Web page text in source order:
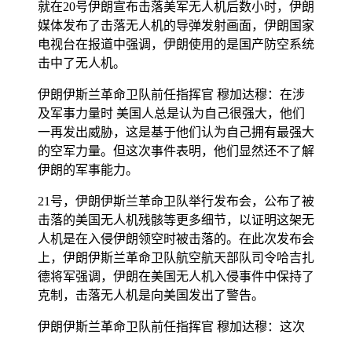
就在20号伊朗宣布击落美军无人机后数小时，伊朗
媒体发布了击落无人机的导弹发射画面，伊朗国家
电视台在报道中强调，伊朗使用的是国产防空系统
击中了无人机。
伊朗伊斯兰革命卫队前任指挥官 穆加达穆：在涉
及军事力量时 美国人总是认为自己很强大，他们
一再发出威胁，这是基于他们认为自己拥有最强大
的空军力量。但这次事件表明，他们显然还不了解
伊朗的军事能力。
21号，伊朗伊斯兰革命卫队举行发布会，公布了被
击落的美国无人机残骸等更多细节，以证明这架无
人机是在入侵伊朗领空时被击落的。在此次发布会
上，伊朗伊斯兰革命卫队航空航天部队司令哈吉扎
德将军强调，伊朗在美国无人机入侵事件中保持了
克制，击落无人机是向美国发出了警告。
伊朗伊斯兰革命卫队前任指挥官 穆加达穆：这次